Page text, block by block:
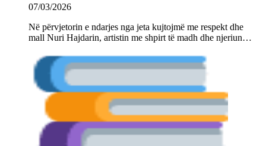
07/03/2026
Në përvjetorin e ndarjes nga jeta kujtojmë me respekt dhe
mall Nuri Hajdarin, artistin me shpirt të madh dhe njeriun…